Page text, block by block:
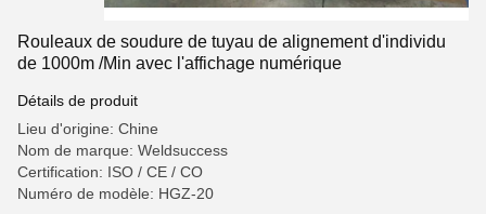
Rouleaux de soudure de tuyau de alignement d'individu
de 1000m /Min avec l'affichage numérique
Détails de produit
Lieu d'origine: Chine
Nom de marque: Weldsuccess
Certification: ISO / CE / CO
Numéro de modèle: HGZ-20